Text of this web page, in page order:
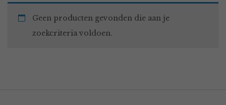
Geen producten gevonden die aan je
zoekcriteria voldoen.